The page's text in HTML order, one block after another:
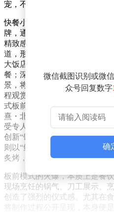
宠，不少餐厅因此成为当地的“
快餐小吃领域较早尝试板前模
牌，通过将食材处理与烹饪过
精致感。如今，这股风潮已蔓
道，形成“万物皆可板前”的态
大饭店，人均消费百余元，凭
餐；深圳的老牌川菜品牌巴蜀
景，将煮、蒸、炸、烤等核心
程观赏烹饪过程。湘菜领域也
式板前，菜单涵盖红烧甲鱼、
熹・北京涮肉的国贸银泰店引
受专人代涮服务，同时观看戏
创新“饺 Omakase”板前模式，
则以“鲜切和牛 + 现场炙烤表
炙烤，视觉冲击力十足。
板前模式的火爆，本质上是餐
现场烹饪的锅气、刀工展示、
创造了强烈的仪式感。尤其在
将制作过程公开呈现，本身便
微信截图识别或微
众号回复数字
确